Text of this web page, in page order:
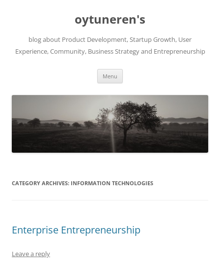
oytuneren's
blog about Product Development, Startup Growth, User
Experience, Community, Business Strategy and Entrepreneurship
Menu
CATEGORY ARCHIVES: INFORMATION TECHNOLOGIES
Enterprise Entrepreneurship
Leave a reply